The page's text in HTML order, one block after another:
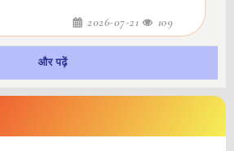
2026-07-21 109
और पढ़ें